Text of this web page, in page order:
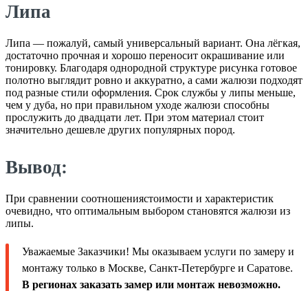
Липа
Липа — пожалуй, самый универсальный вариант. Она лёгкая,
достаточно прочная и хорошо переносит окрашивание или
тонировку. Благодаря однородной структуре рисунка готовое
полотно выглядит ровно и аккуратно, а сами жалюзи подходят
под разные стили оформления. Срок службы у липы меньше,
чем у дуба, но при правильном уходе жалюзи способны
прослужить до двадцати лет. При этом материал стоит
значительно дешевле других популярных пород.
Вывод:
При сравнении соотношениястоимости и характеристик
очевидно, что оптимальным выбором становятся жалюзи из
липы.
Уважаемые Заказчики! Мы оказываем услуги по замеру и
монтажу только в Москве, Санкт-Петербурге и Саратове.
В регионах заказать замер или монтаж невозможно.